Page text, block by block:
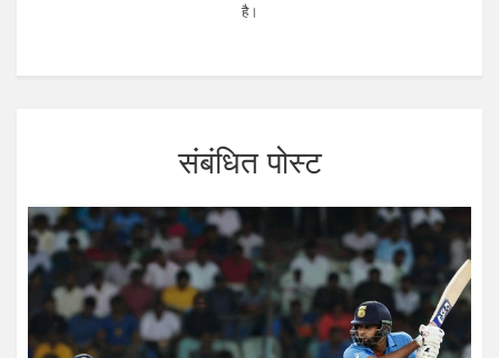
है।
संबंधित पोस्ट